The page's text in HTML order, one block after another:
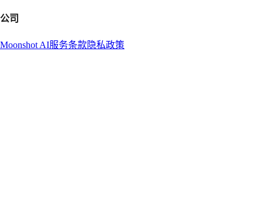
公司
Moonshot AI服务条款隐私政策